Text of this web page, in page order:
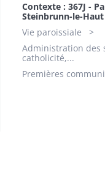
Contexte : 367J -
Steinbrunn-le-Haut
Vie paroissiale
Administration des
catholicité,...
Premières